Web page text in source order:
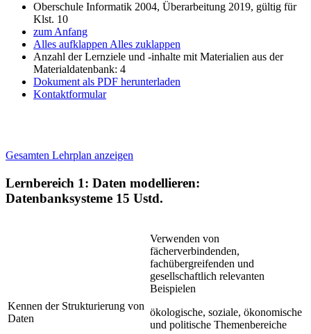
Oberschule Informatik 2004, Überarbeitung 2019, gültig für
Klst. 10
zum Anfang
Alles aufklappen Alles zuklappen
Anzahl der Lernziele und -inhalte mit Materialien aus der
Materialdatenbank: 4
Dokument als PDF herunterladen
Kontaktformular
Gesamten Lehrplan anzeigen
Lernbereich 1: Daten modellieren:
Datenbanksysteme 15 Ustd.
Kennen der Strukturierung von
Daten
Verwenden von
fächerverbindenden,
fachübergreifenden und
gesellschaftlich relevanten
Beispielen
ökologische, soziale, ökonomische
und politische Themenbereiche